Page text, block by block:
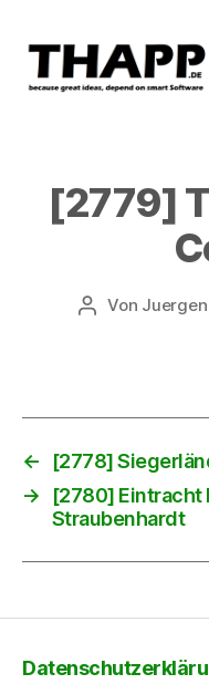
[2779]
Beitragsautor
Von Juergen
←
[2778]
→
[2780] Eintracht
Straubenhardt